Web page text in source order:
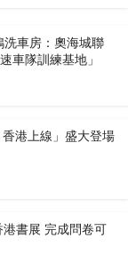
車房：奧海城聯
車隊訓練基地」
香港上線」盛大登場
書展 完成問卷可